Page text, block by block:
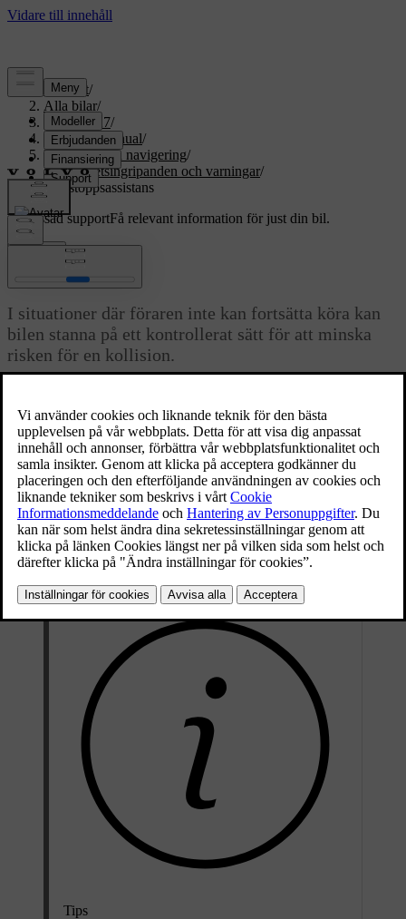
Support/
Alla bilar/
EX60 2027/
Användarmanual/
Förarstöd och navigering/
Säkerhetsingripanden och varningar/
Nödstoppsassistans
Anpassad supportFå relevant information för just din bil.
Nödstoppsassistans
I situationer där föraren inte kan fortsätta köra kan
bilen stanna på ett kontrollerat sätt för att minska
risken för en kollision.
den automatiskt stanna i det aktuella körfältet. Detta kan till exempel
bidra till att undvika en olycka om föraren drabbas av ett medicinskt
nödläge under körningen.
Bilen initierar ett kontrollerat stopp om föraren inte svarar på
begäran att aktivt köra bilen. Begäran kan komma från driver alert-
funktionen om föraren är ofokuserad eller visar tecken på att vara
alltför ouppmärksam för att köra säkert. De kan även vara relaterade
till att föraren inte håller händerna på ratten.
Tips